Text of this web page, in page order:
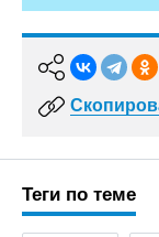
Теги по теме